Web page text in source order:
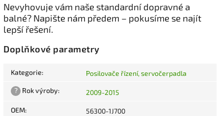
Nevyhovuje vám naše standardní dopravné a
balné? Napište nám předem – pokusíme se najít
lepší řešení.
Doplňkové parametry
Kategorie: Posilovače řízení, servočerpadla
? Rok výroby: 2009-2015
OEM: 56300-1J700